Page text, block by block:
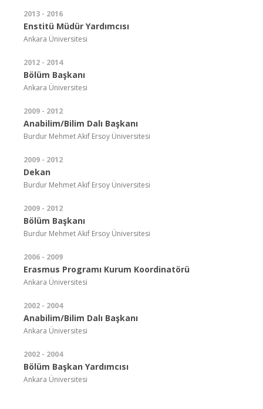
2013 - 2016
Enstitü Müdür Yardımcısı
Ankara Üniversitesi
2012 - 2014
Bölüm Başkanı
Ankara Üniversitesi
2009 - 2012
Anabilim/Bilim Dalı Başkanı
Burdur Mehmet Akif Ersoy Üniversitesi
2009 - 2012
Dekan
Burdur Mehmet Akif Ersoy Üniversitesi
2009 - 2012
Bölüm Başkanı
Burdur Mehmet Akif Ersoy Üniversitesi
2006 - 2009
Erasmus Programı Kurum Koordinatörü
Ankara Üniversitesi
2002 - 2004
Anabilim/Bilim Dalı Başkanı
Ankara Üniversitesi
2002 - 2004
Bölüm Başkan Yardımcısı
Ankara Üniversitesi